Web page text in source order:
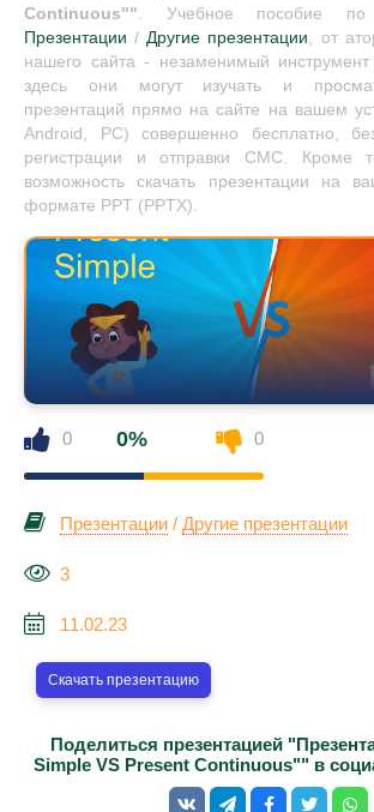
Continuous"". Учебное пособие по
Презентации /Другие презентации, от
нашего сайта - незаменимый
здесь они могут изучать и
презентаций прямо на сайте на вашем
Android, PC) совершенно бесплатно,
регистрации и отправки СМС. Кроме
возможность скачать презентации на
формате PPT (PPTX).
0 0% 0
Презентации / Другие презентации
3
11.02.23
Скачать презентацию
Поделиться презентацией
Simple VS Present Continuous"" в